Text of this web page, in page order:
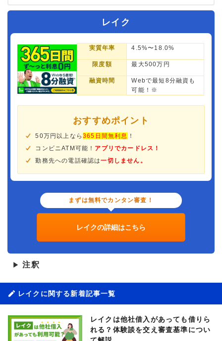
レイク
実質年率 4.5%〜18.0%
限度額 最大500万円
融資時間
Webで最短8分融資も
可能！※
おすすめポイント
50万円以上なら365日間無利息
！
コンビニATM可能！ アプリでカードレス！
勤務先への電話確認は一切しません。
まずは無料でカンタン審査！
レイクの詳細はこちら
▶ 注釈
レイクに関する新着記事一覧
レイクは他社借入があっても借りら
れる？体験談を交え審査基準につい